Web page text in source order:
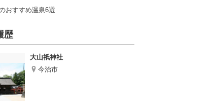
おすすめ温泉6選
歴
大山祇神社
今治市